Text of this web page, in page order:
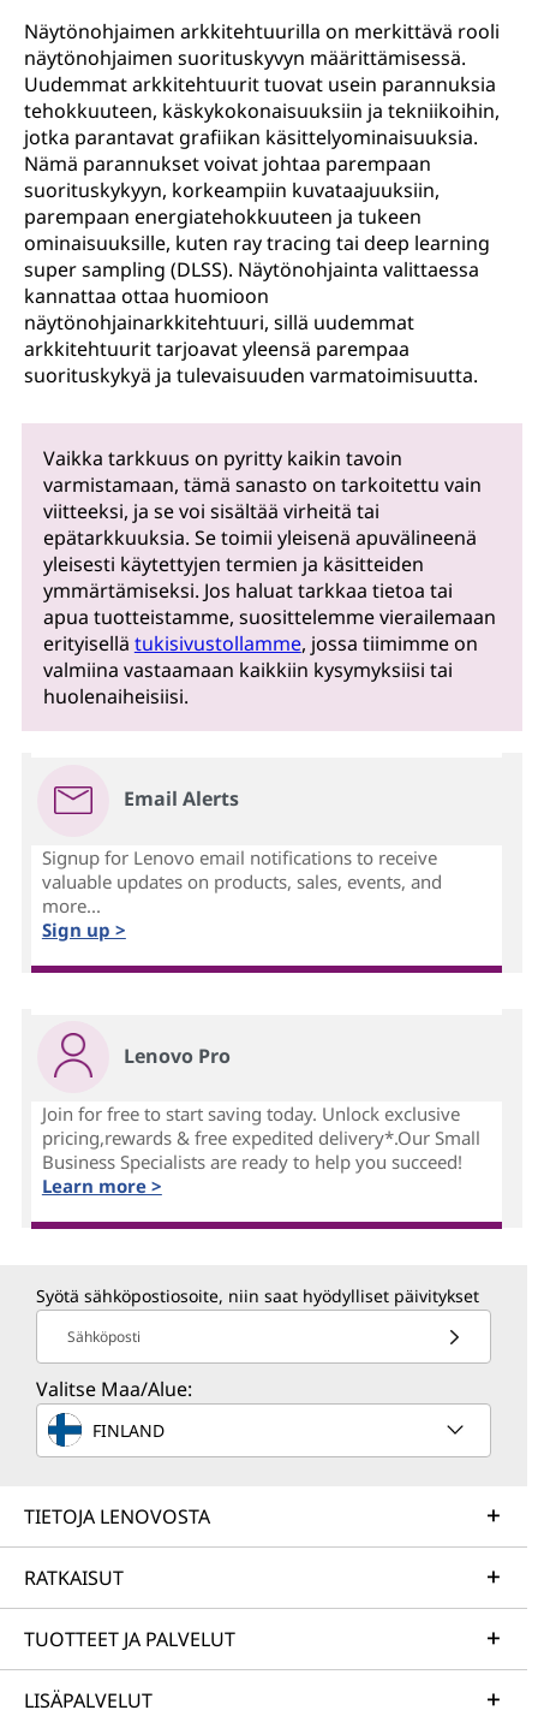
Näytönohjaimen arkkitehtuurilla on merkittävä rooli
näytönohjaimen suorituskyvyn määrittämisessä.
Uudemmat arkkitehtuurit tuovat usein parannuksia
tehokkuuteen, käskykokonaisuuksiin ja tekniikoihin,
jotka parantavat grafiikan käsittelyominaisuuksia.
Nämä parannukset voivat johtaa parempaan
suorituskykyyn, korkeampiin kuvataajuuksiin,
parempaan energiatehokkuuteen ja tukeen
ominaisuuksille, kuten ray tracing tai deep learning
super sampling (DLSS). Näytönohjainta valittaessa
kannattaa ottaa huomioon
näytönohjainarkkitehtuuri, sillä uudemmat
arkkitehtuurit tarjoavat yleensä parempaa
suorituskykyä ja tulevaisuuden varmatoimisuutta.
Vaikka tarkkuus on pyritty kaikin tavoin
varmistamaan, tämä sanasto on tarkoitettu vain
viitteeksi, ja se voi sisältää virheitä tai
epätarkkuuksia. Se toimii yleisenä apuvälineenä
yleisesti käytettyjen termien ja käsitteiden
ymmärtämiseksi. Jos haluat tarkkaa tietoa tai
apua tuotteistamme, suosittelemme vierailemaan
erityisellä tukisivustollamme, jossa tiimimme on
valmiina vastaamaan kaikkiin kysymyksiisi tai
huolenaiheisiisi.
Email Alerts
Signup for Lenovo email notifications to receive
valuable updates on products, sales, events, and
more...
Sign up >
Lenovo Pro
Join for free to start saving today. Unlock exclusive
pricing,rewards & free expedited delivery*.Our Small
Business Specialists are ready to help you succeed!
Learn more >
Syötä sähköpostiosoite, niin saat hyödylliset päivitykset
Sähköposti
Valitse Maa/Alue:
FINLAND
TIETOJA LENOVOSTA
RATKAISUT
TUOTTEET JA PALVELUT
LISÄPALVELUT